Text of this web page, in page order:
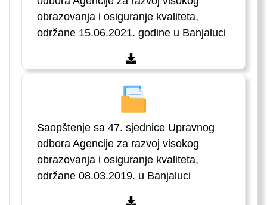
obrazovanja i osiguranje kvaliteta,
održane 15.06.2021. godine u Banjaluci
Saopštenje sa 47. sjednice Upravnog
odbora Agencije za razvoj visokog
obrazovanja i osiguranje kvaliteta,
održane 08.03.2019. u Banjaluci